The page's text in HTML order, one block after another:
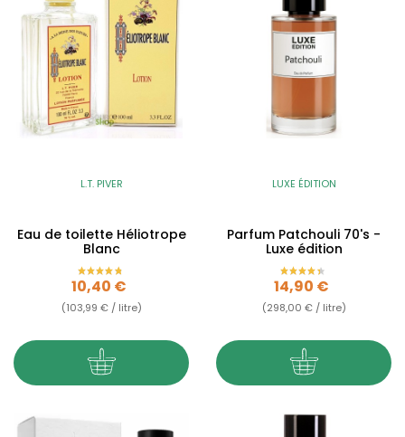
L.T. PIVER
Eau de toilette Héliotrope
Blanc
Prix
10,40 €
(103,99 € / litre)
LUXE ÉDITION
Parfum Patchouli 70's -
Luxe édition
Prix
14,90 €
(298,00 € / litre)